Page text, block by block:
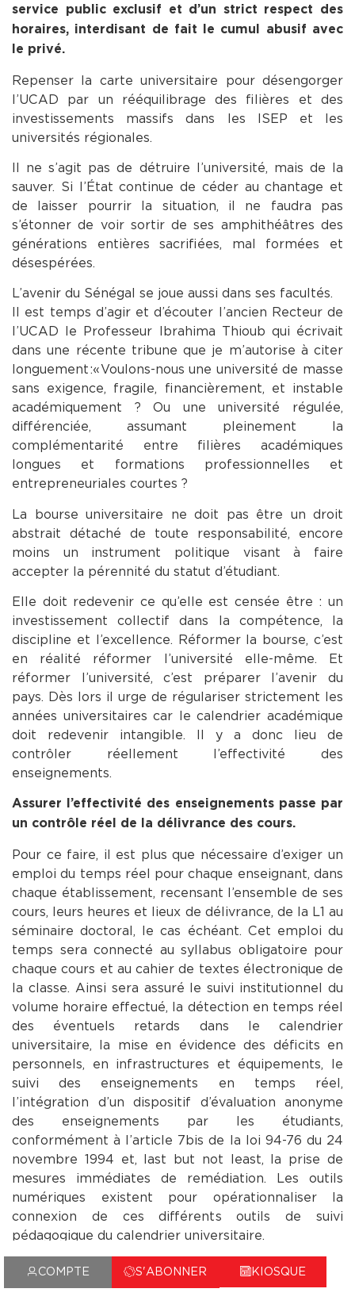
COMPTE S'ABONNER KIOSQUE
service public exclusif et d’un strict respect des
horaires, interdisant de fait le cumul abusif avec
le privé.
Repenser la carte universitaire pour désengorger
l’UCAD par un rééquilibrage des filières et des
investissements massifs dans les ISEP et les
universités régionales.
Il ne s’agit pas de détruire l’université, mais de la
sauver. Si l’État continue de céder au chantage et
de laisser pourrir la situation, il ne faudra pas
s’étonner de voir sortir de ses amphithéâtres des
générations entières sacrifiées, mal formées et
désespérées.
L’avenir du Sénégal se joue aussi dans ses facultés.
Il est temps d’agir et d’écouter l’ancien Recteur de
l’UCAD le Professeur Ibrahima Thioub qui écrivait
dans une récente tribune que je m’autorise à citer
longuement : « Voulons-nous une université de masse
sans exigence, fragile, financièrement, et instable
académiquement ? Ou une université régulée,
différenciée, assumant pleinement la
complémentarité entre filières académiques
longues et formations professionnelles et
entrepreneuriales courtes ?
La bourse universitaire ne doit pas être un droit
abstrait détaché de toute responsabilité, encore
moins un instrument politique visant à faire
accepter la pérennité du statut d’étudiant.
Elle doit redevenir ce qu’elle est censée être : un
investissement collectif dans la compétence, la
discipline et l’excellence. Réformer la bourse, c’est
en réalité réformer l’université elle-même. Et
réformer l’université, c’est préparer l’avenir du
pays. Dès lors il urge de régulariser strictement les
années universitaires car le calendrier académique
doit redevenir intangible. Il y a donc lieu de
contrôler réellement l’effectivité des
enseignements.
Assurer l’effectivité des enseignements passe par
un contrôle réel de la délivrance des cours.
Pour ce faire, il est plus que nécessaire d’exiger un
emploi du temps réel pour chaque enseignant, dans
chaque établissement, recensant l’ensemble de ses
cours, leurs heures et lieux de délivrance, de la L1 au
séminaire doctoral, le cas échéant. Cet emploi du
temps sera connecté au syllabus obligatoire pour
chaque cours et au cahier de textes électronique de
la classe. Ainsi sera assuré le suivi institutionnel du
volume horaire effectué, la détection en temps réel
des éventuels retards dans le calendrier
universitaire, la mise en évidence des déficits en
personnels, en infrastructures et équipements, le
suivi des enseignements en temps réel,
l’intégration d’un dispositif d’évaluation anonyme
des enseignements par les étudiants,
conformément à l’article 7bis de la loi 94-76 du 24
novembre 1994 et, last but not least, la prise de
mesures immédiates de remédiation. Les outils
numériques existent pour opérationnaliser la
connexion de ces différents outils de suivi
pédagogique du calendrier universitaire.
Dans un premier temps, il sera nécessaire de
rendre contraignant l’usage de ce dispositif, jusqu’à